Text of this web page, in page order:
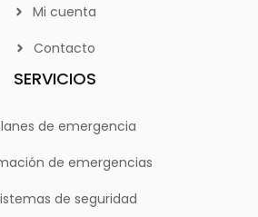
Mi cuenta
Contacto
SERVICIOS
de emergencia
de emergencias
de seguridad